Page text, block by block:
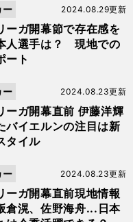
ーガ開幕節で存在感を
人選手は？ 現地での
ート
2024.08.29更新
ー
ーガ開幕直前 伊藤洋輝
バイエルンの注目は新
タイル
2024.08.23更新
ー
ーガ開幕直前現地情報
倉滉、佐野海舟...日本
2024.08.23更新
ー